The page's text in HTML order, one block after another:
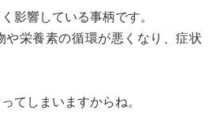
影響している事柄です。
や栄養素の循環が悪くなり、症状
てしまいますからね。